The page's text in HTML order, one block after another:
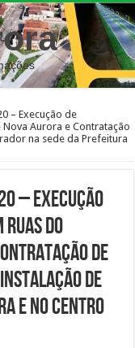
– Execução de
Aurora e Contratação
na sede da Prefeitura
– Execução
ruas do
de
de
e no Centro